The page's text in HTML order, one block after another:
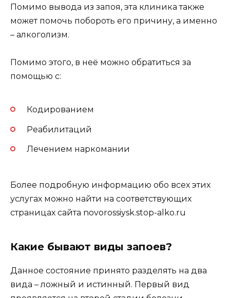
Помимо вывода из запоя, эта клиника также
может помочь побороть его причину, а именно
– алкоголизм.
Помимо этого, в неё можно обратиться за
помощью с:
Кодированием
Реабилитаций
Лечением наркомании
Более подробную информацию обо всех этих
услугах можно найти на соответствующих
страницах сайта novorossiysk.stop-alko.ru
Какие бывают виды запоев?
Данное состояние принято разделять на два
вида – ложный и истинный. Первый вид